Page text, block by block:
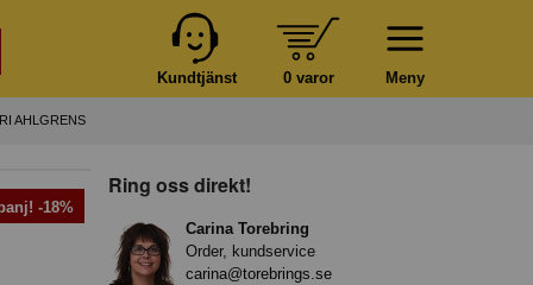
Meny
0 varor
Kundtjänst
AHLGRENS
-18%
Ring oss direkt!
Carina Torebring
Order, kundservice
carina@torebrings.se